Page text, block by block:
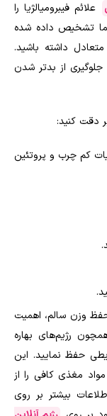
علائم فیبرومیالژیا را
شما تشخیص داده شده
داشته باشید.
از بدتر شدن
دقت کنید:
کم چرب و پروتئین
وزن سالم، اهمیت
رژیم‌های بهاره
حفظ نمایید. این
مغذی کافی را از
بیشتر بر روی